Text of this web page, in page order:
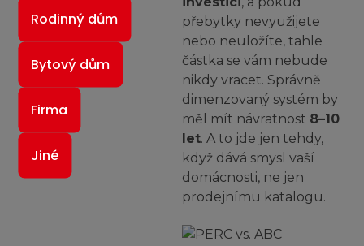
přebytky nevyužijete
nebo neuložíte, tahle
částka se vám nebude
nikdy vracet. Správně
dimenzovaný systém by
měl mít návratnost 8–10
let. A to jde jen tehdy,
když dává smysl vaší
domácnosti, ne jen
prodejnímu katalogu.
Rodinný dům
Bytový dům
Firma
Jiné
1-2 3-4
Nelze určit